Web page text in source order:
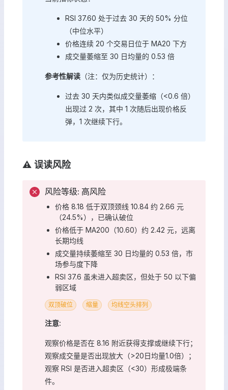
RSI 37.60 处于过去 30 天的 50% 分位
（中位水平）
价格连续 20 个交易日位于 MA20 下方
成交量萎缩至 30 日均量的 0.53 倍
参考性解读 （注：仅为历史统计）：
过去 30 天内类似成交量萎缩（<0.6 倍）
出现过 2 次，其中 1 次随后出现价格反
弹，1 次继续下行。
⚠️ 误读风险
风险等级: 高风险
价格 8.18 低于双顶颈线 10.84 约 2.66 元
（24.5%），已确认破位
价格低于 MA200（10.60）约 2.42 元，远离
长期均线
成交量持续萎缩至 30 日均量的 0.53 倍，市
场参与度下降
RSI 37.6 虽未进入超卖区，但处于 50 以下偏
弱区域
双顶破位 缩量 均线空头排列
注意:
观察价格是否在 8.16 附近获得支撑或继续下行；
观察成交量是否出现放大（>20日均量1.0倍）；
观察 RSI 是否进入超卖区（<30）形成极端条
件。